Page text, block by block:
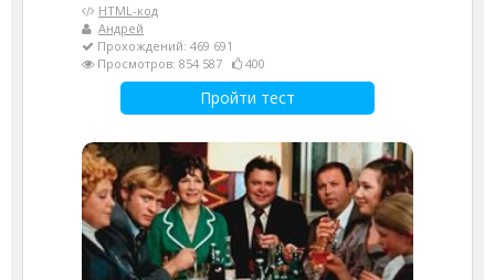
HTML-код
Андрей
Прохождений: 469 691
Просмотров: 854 587
400
Пройти тест